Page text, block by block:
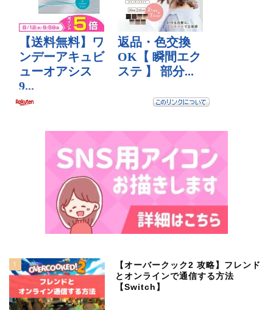
1
【オーバークック2 攻略】フレンド
とオンラインで通信する方法
【Switch】